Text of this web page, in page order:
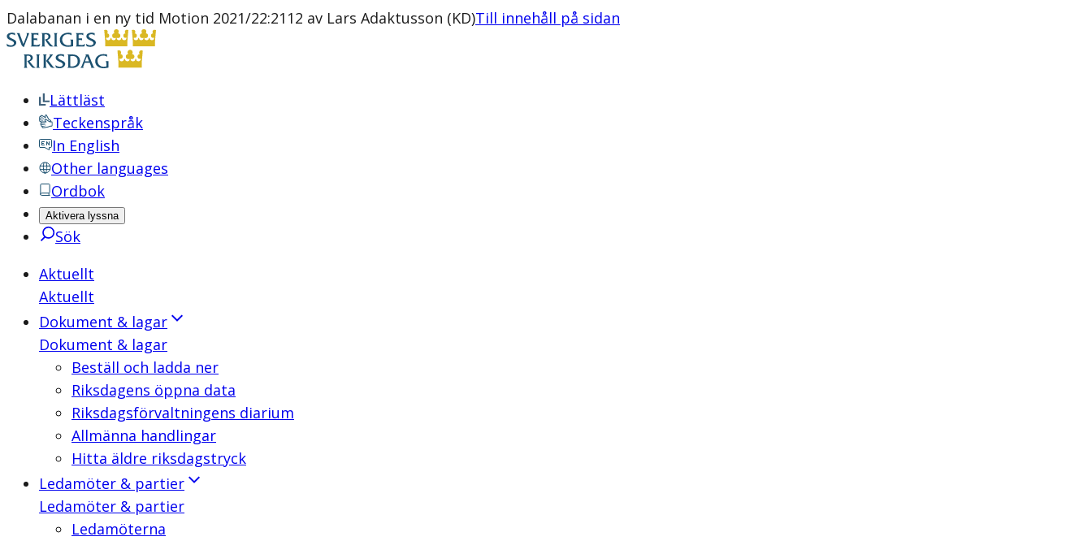
Dalabanan i en ny tid Motion 2021/22:2112 av Lars Adaktusson (KD)Till innehåll på sidan
Lättläst
Teckenspråk
In English
Other languages
Ordbok
Aktivera lyssna
Sök
Aktuellt
Aktuellt
Dokument & lagar
Dokument & lagar
Beställ och ladda ner
Riksdagens öppna data
Riksdagsförvaltningens diarium
Allmänna handlingar
Hitta äldre riksdagstryck
Ledamöter & partier
Ledamöter & partier
Ledamöterna